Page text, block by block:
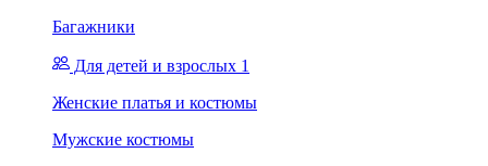
Багажники
Для детей и взрослых 1
Женские платья и костюмы
Мужские костюмы